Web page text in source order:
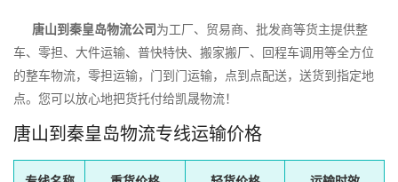
唐山到秦皇岛物流公司为工厂、贸易商、批发商等货主提供整
车、零担、大件运输、普快特快、搬家搬厂、回程车调用等全方位
的整车物流，零担运输，门到门运输，点到点配送，送货到指定地
点。您可以放心地把货托付给凯晟物流！
唐山到秦皇岛物流专线运输价格